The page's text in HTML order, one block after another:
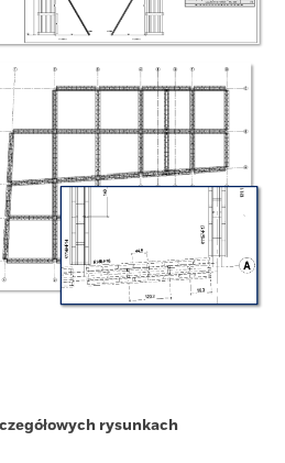
rysunkach